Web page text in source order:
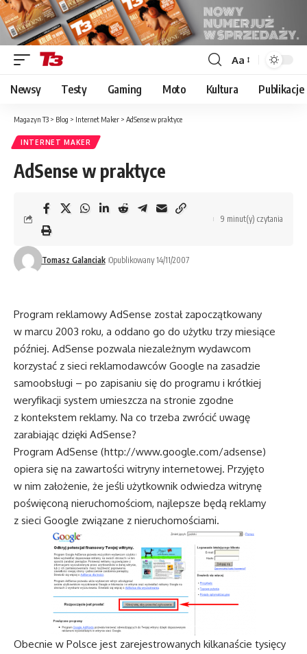
Font
Resizer
Aa
Newsy Testy Gaming Moto Kultura Publikacje
Magazyn T3 > Blog > Internet Maker > AdSense w praktyce
INTERNET MAKER
AdSense w praktyce
Tomasz Galanciak Opublikowany 14/11/2007
9 minut(y) czytania
Program reklamowy AdSense został zapoczątkowany
w marcu 2003 roku, a oddano go do użytku trzy miesiące
później. AdSense pozwala niezależnym wydawcom
korzystać z sieci reklamodawców Google na zasadzie
samoobsługi – po zapisaniu się do programu i krótkiej
weryfikacji system umieszcza na stronie zgodne
z kontekstem reklamy. Na co trzeba zwrócić uwagę
zarabiając dzięki AdSense?
Program AdSense (http://www.google.com/adsense)
opiera się na zawartości witryny internetowej. Przyjęto
w nim założenie, że jeśli użytkownik odwiedza witrynę
poświęconą nieruchomościom, najlepsze będą reklamy
z sieci Google związane z nieruchomościami.
Obecnie w Polsce jest zarejestrowanych kilkanaście tysięcy